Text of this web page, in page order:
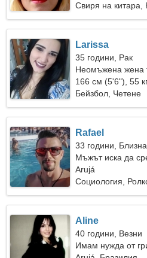
Свиря на китара,
Larissa
35 години, Рак
Неомъжена жена
166 см (5'6"), 55
Бейзбол, Четене
Rafael
33 години,
Мъжът иска да
Arujá
Социология,
Aline
40 години, Везни
Имам нужда от